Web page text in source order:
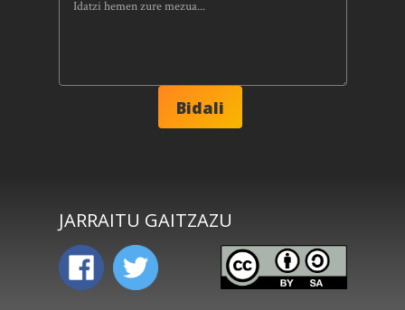
JARRAITU GAITZAZU